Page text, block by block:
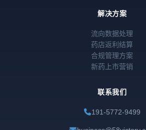
解决方案
流向数据处理
药店返利结算
合规管理方案
新药上市营销
联系我们
191-5772-9499